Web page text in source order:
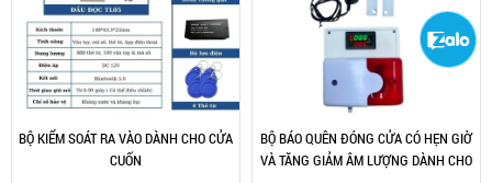
BỘ KIỂM SOÁT RA VÀO DÀNH CHO CỬA
CUỐN
BỘ BÁO QUÊN ĐÓNG CỬA CÓ HẸN GIỜ
VÀ TĂNG GIẢM ÂM LƯỢNG DÀNH CHO